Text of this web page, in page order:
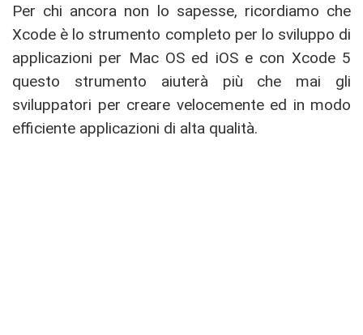
Per chi ancora non lo sapesse, ricordiamo che
Xcode è lo strumento completo per lo sviluppo di
applicazioni per Mac OS ed iOS e con Xcode 5
questo strumento aiuterà più che mai gli
sviluppatori per creare velocemente ed in modo
efficiente applicazioni di alta qualità.